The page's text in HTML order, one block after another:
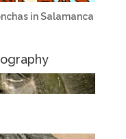
in Salamanca